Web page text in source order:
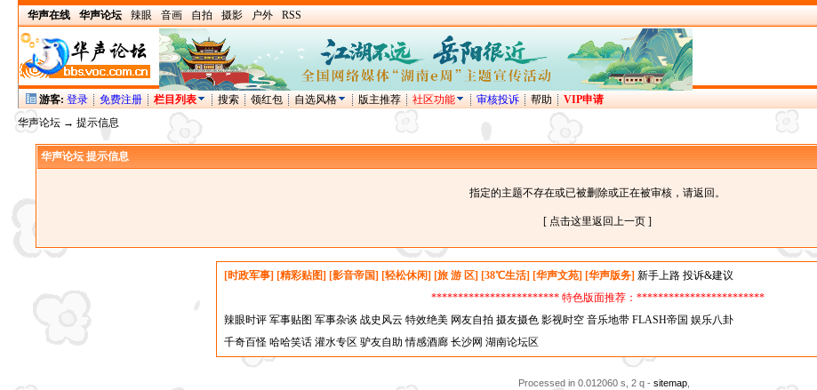
华声在线 华声论坛 辣眼 音画 自拍 摄影 户外 RSS
游客: 登录 免费注册 栏目列表 搜索 领红包 自选风格 版主推荐 社区功能 审核投诉 帮助
VIP申请
华声论坛 → 提示信息
华声论坛 提示信息
指定的主题不存在或已被删除或正在被审核，请返回。
[ 点击这里返回上一页 ]
[时政军事] [精彩贴图] [影音帝国] [轻松休闲] [旅 游 区] [38℃生活] [华声文苑] [华声版务] 新手上路 投诉&建议
************************ 特色版面推荐：************************
辣眼时评 军事贴图 军事杂谈 战史风云 特效绝美 网友自拍 摄友摄色 影视时空 音乐地带 FLASH帝国 娱乐八卦
千奇百怪 哈哈笑话 灌水专区 驴友自助 情感酒廊 长沙网 湖南论坛区
Processed in 0.012060 s, 2 q- sitemap,